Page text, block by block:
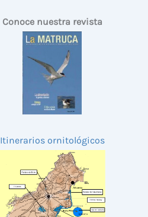
Conoce nuestra revista
Itinerarios ornitológicos